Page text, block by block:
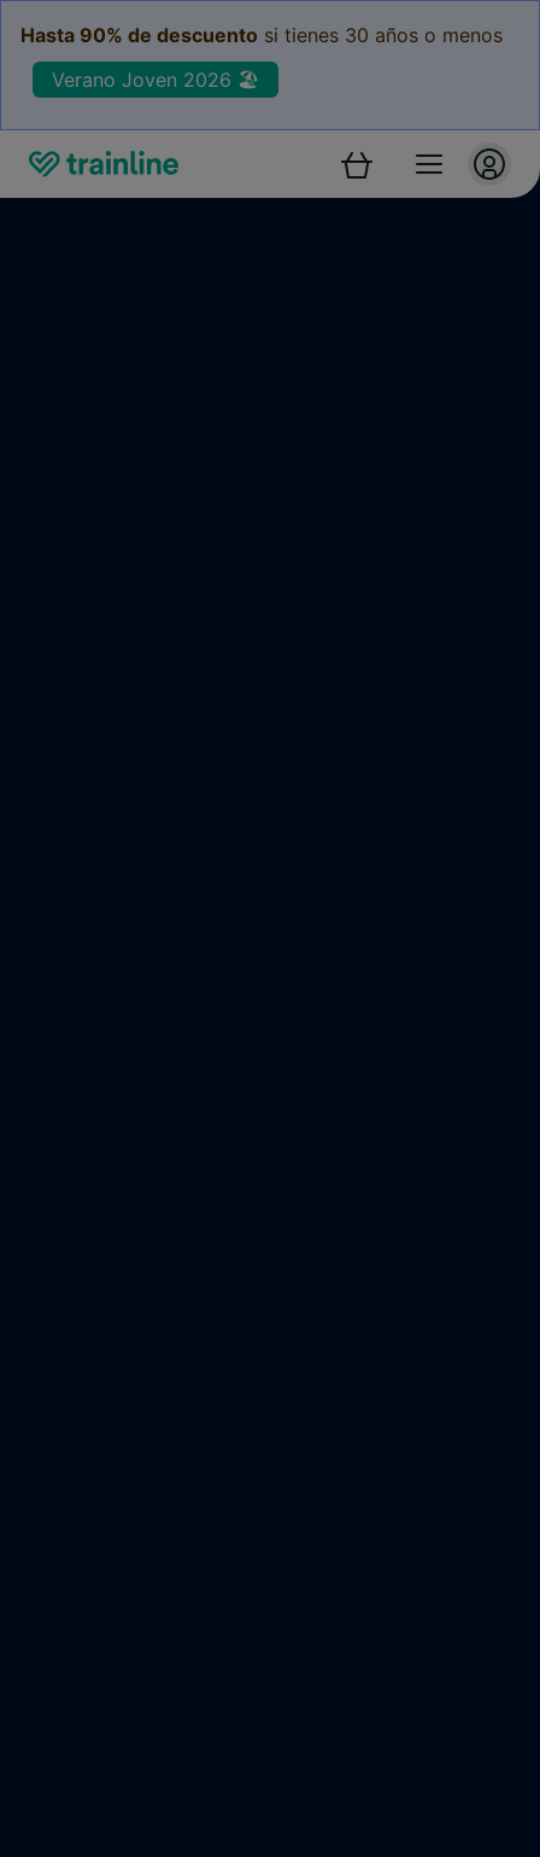
Hasta 90% de descuento si tienes 30 años o menos
Verano Joven 2026 🏖️